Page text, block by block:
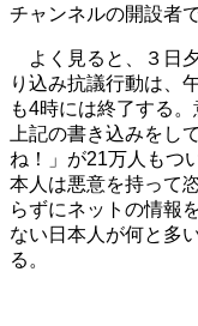
チャンネルの開設者
よく見ると、３日
り込み抗議行動は、
も4時には終了する
上記の書き込みをし
ね！」が21万人もつ
本人は悪意を持って
らずにネットの情報
ない日本人が何と多
る。